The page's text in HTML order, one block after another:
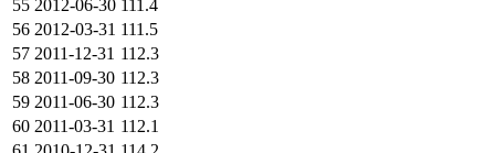
55 2012-06-30 111.4
56 2012-03-31 111.5
57 2011-12-31 112.3
58 2011-09-30 112.3
59 2011-06-30 112.3
60 2011-03-31 112.1